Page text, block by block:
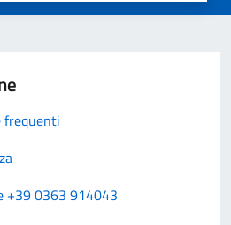
frequenti
+39 0363 914043